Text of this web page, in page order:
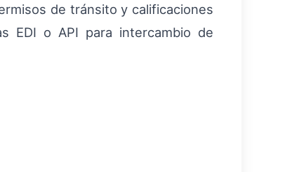
de tránsito y calificaciones
EDI o API para intercambio de